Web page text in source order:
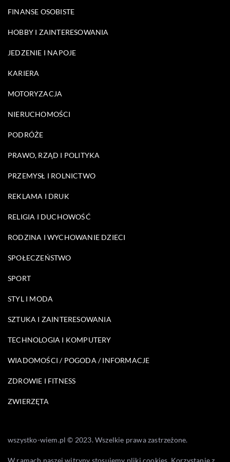
FINANSE OSOBISTE
HOBBY I ZAINTERESOWANIA
JEDZENIE I NAPOJE
KARIERA
MOTORYZACJA
NIERUCHOMOŚCI
PODRÓŻE
PRAWO, RZĄD I POLITYKA
PRZEMYSŁ I ROLNICTWO
REKLAMA I DRUK
RELIGIA I DUCHOWOŚĆ
RODZINA I WYCHOWANIE DZIECI
SPOŁECZEŃSTWO
SPORT
STYL I MODA
SZTUKA I ZAINTERESOWANIA
TECHNOLOGIA I KOMPUTERY
WIADOMOŚCI / POGODA / INFORMACJE
ZDROWIE I FITNESS
ZWIERZĘTA
wszystko-wiem.pl © 2023. Wszelkie prawa zastrzeżone.
W ramach naszej witryny stosujemy pliki cookies. Korzystanie z